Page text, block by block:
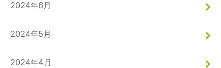
2024年6月
2024年5月
2024年4月